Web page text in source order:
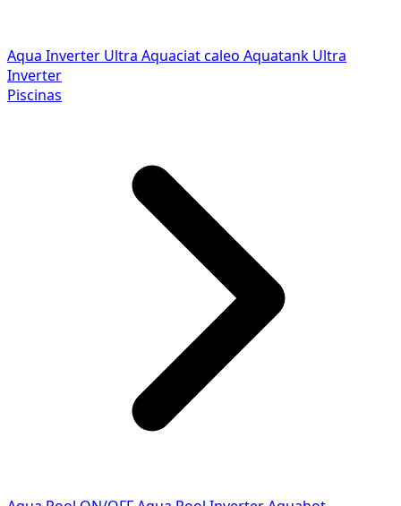
Aqua Inverter Ultra Aquaciat caleo Aquatank Ultra
Inverter
Piscinas